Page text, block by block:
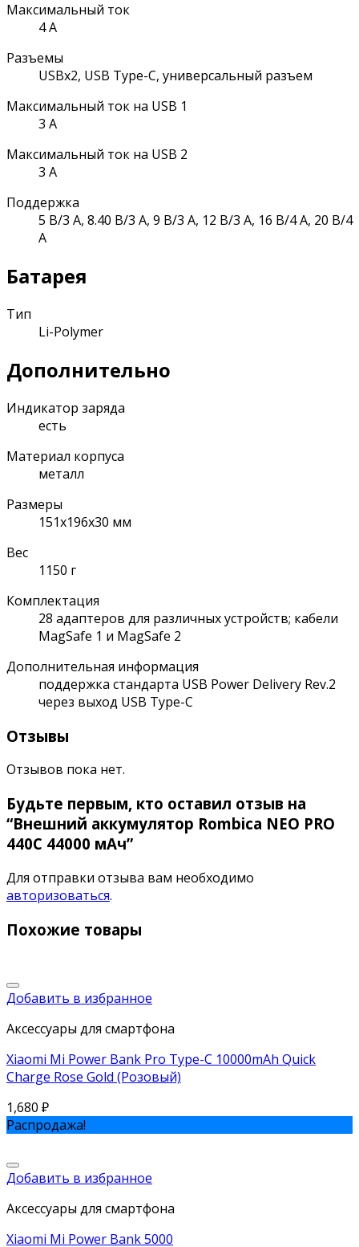
Максимальный ток
4 А
Разъемы
USBx2, USB Type-C, универсальный разъем
Максимальный ток на USB 1
3 А
Максимальный ток на USB 2
3 А
Поддержка
5 В/3 А, 8.40 В/3 А, 9 В/3 А, 12 В/3 А, 16 В/4 А, 20 В/4
А
Батарея
Тип
Li-Polymer
Дополнительно
Индикатор заряда
есть
Материал корпуса
металл
Размеры
151x196x30 мм
Вес
1150 г
Комплектация
28 адаптеров для различных устройств; кабели
MagSafe 1 и MagSafe 2
Дополнительная информация
поддержка стандарта USB Power Delivery Rev.2
через выход USB Type-C
Отзывы
Отзывов пока нет.
Будьте первым, кто оставил отзыв на
“Внешний аккумулятор Rombica NEO PRO
440C 44000 мАч”
Для отправки отзыва вам необходимо
авторизоваться.
Похожие товары
Добавить в избранное
Аксессуары для смартфона
Xiaomi Mi Power Bank Pro Type-C 10000mAh Quick
Charge Rose Gold (Розовый)
1,680 ₽
Распродажа!
Добавить в избранное
Аксессуары для смартфона
Xiaomi Mi Power Bank 5000